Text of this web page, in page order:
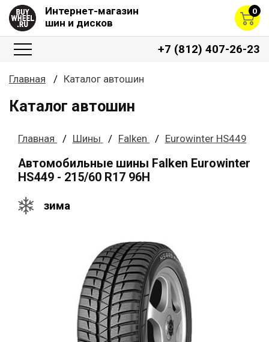
Интернет-магазин
шин и дисков
0
+7 (812) 407-26-23
Главная Каталог автошин
Каталог автошин
Главная Шины Falken Eurowinter HS449
Автомобильные шины Falken Eurowinter
HS449 - 215/60 R17 96H
зима